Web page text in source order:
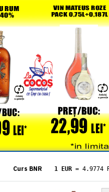
Curs BNR 1 EUR = 4.9774
= 5.8304